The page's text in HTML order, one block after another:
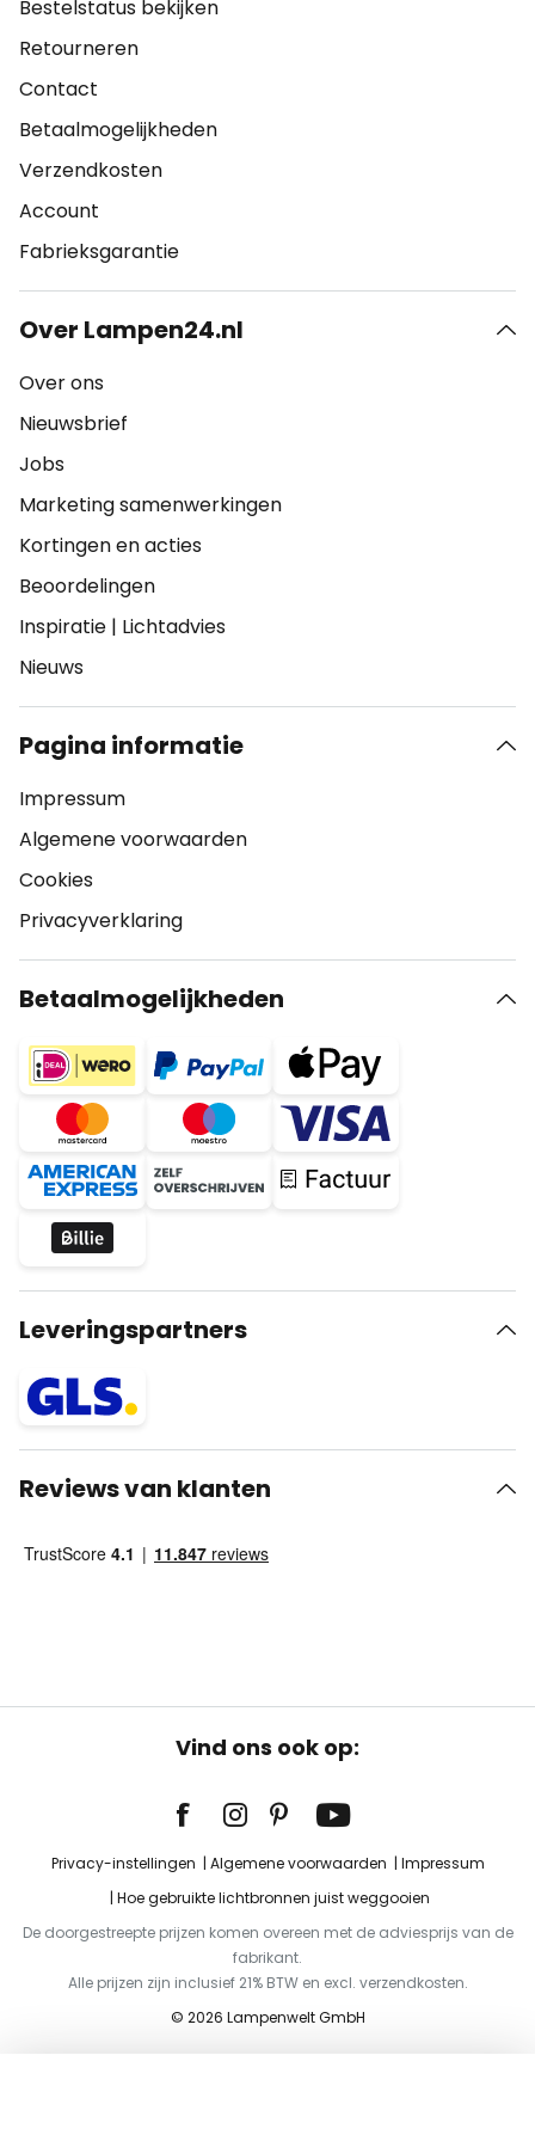
Bestelstatus bekijken
Retourneren
Contact
Betaalmogelijkheden
Verzendkosten
Account
Fabrieksgarantie
Over Lampen24.nl
Over ons
Nieuwsbrief
Jobs
Marketing samenwerkingen
Kortingen en acties
Beoordelingen
Inspiratie | Lichtadvies
Nieuws
Pagina informatie
Impressum
Algemene voorwaarden
Cookies
Privacyverklaring
Betaalmogelijkheden
Leveringspartners
Reviews van klanten
Vind ons ook op:
Privacy-instellingen Algemene voorwaarden
Impressum
Hoe gebruikte lichtbronnen juist weggooien
De doorgestreepte prijzen komen overeen met de adviesprijs van de
fabrikant.
Alle prijzen zijn inclusief 21% BTW en excl. verzendkosten.
© 2026 Lampenwelt GmbH